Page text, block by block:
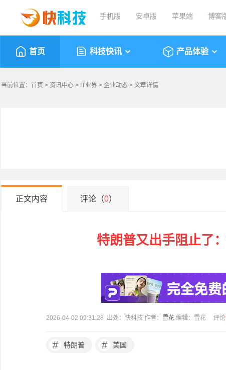
手机版 安卓版 苹果端 博客
首页 科技快讯 产品体验
当前位置： 首页 > 资讯中心 > IT业界 > 企业动态 > 文章详情
正文内容 评论（0）
特朗普又出手阻止了
2026-04-02 09:31:28 出处：快科技 作者： 雪花 编辑：雪花 评论
# 特朗普 # 美国